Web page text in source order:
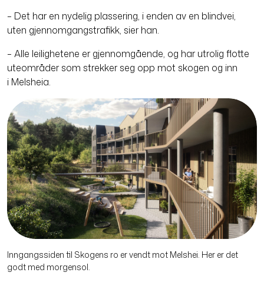
– Det har en nydelig plassering, i enden av en blindvei,
uten gjen­nom­gangs­trafikk, sier han.
– Alle leilighetene er gjennomgående, og har utrolig flotte
uteområder som strekker seg opp mot skogen og inn
i Melsheia.
Inngangssiden til Skogens ro er vendt mot Melshei. Her er det
godt med morgensol.